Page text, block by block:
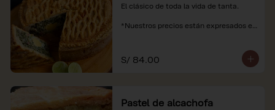
El clásico de toda la vida de tanta.
*Nuestros precios están expresados en
S/ 84.00
Pastel de alcachofa